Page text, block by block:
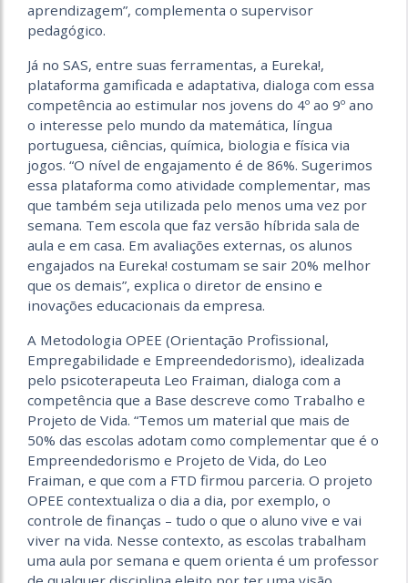
aprendizagem”, complementa o supervisor
pedagógico.
Já no SAS, entre suas ferramentas, a Eureka!,
plataforma gamificada e adaptativa, dialoga com essa
competência ao estimular nos jovens do 4º ao 9º ano
o interesse pelo mundo da matemática, língua
portuguesa, ciências, química, biologia e física via
jogos. “O nível de engajamento é de 86%. Sugerimos
essa plataforma como atividade complementar, mas
que também seja utilizada pelo menos uma vez por
semana. Tem escola que faz versão híbrida sala de
aula e em casa. Em avaliações externas, os alunos
engajados na Eureka! costumam se sair 20% melhor
que os demais”, explica o diretor de ensino e
inovações educacionais da empresa.
A Metodologia OPEE (Orientação Profissional,
Empregabilidade e Empreendedorismo), idealizada
pelo psicoterapeuta Leo Fraiman, dialoga com a
competência que a Base descreve como Trabalho e
Projeto de Vida. “Temos um material que mais de
50% das escolas adotam como complementar que é o
Empreendedorismo e Projeto de Vida, do Leo
Fraiman, e que com a FTD firmou parceria. O projeto
OPEE contextualiza o dia a dia, por exemplo, o
controle de finanças – tudo o que o aluno vive e vai
viver na vida. Nesse contexto, as escolas trabalham
uma aula por semana e quem orienta é um professor